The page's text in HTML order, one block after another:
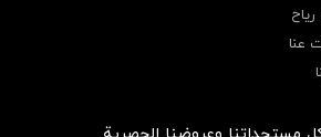
عنا